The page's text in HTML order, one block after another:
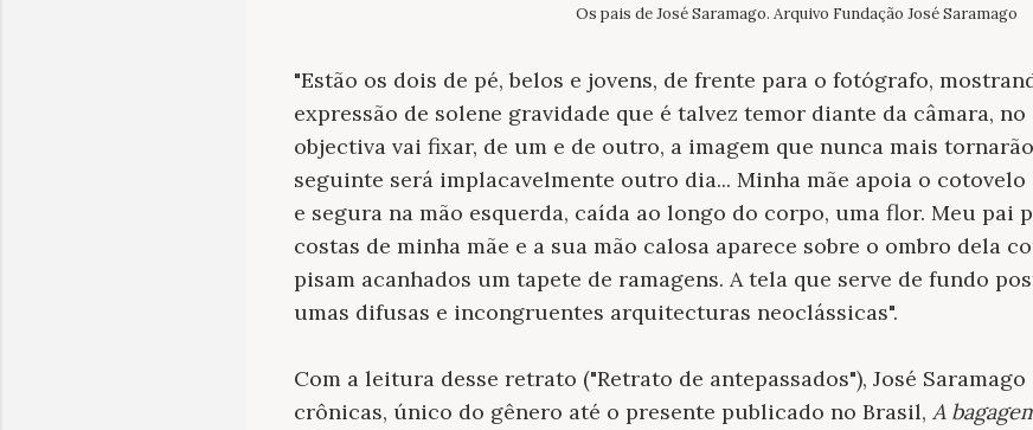
Os pais de José Saramago. Arquivo Fundação José Saramago
"Estão os dois de pé, belos e jovens, de frente para o fotógrafo,
expressão de solene gravidade que é talvez temor diante da câmara,
objectiva vai fixar, de um e de outro, a imagem que nunca mais
seguinte será implacavelmente outro dia... Minha mãe apoia o
e segura na mão esquerda, caída ao longo do corpo, uma flor. Meu pai
costas de minha mãe e a sua mão calosa aparece sobre o ombro dela
pisam acanhados um tapete de ramagens. A tela que serve de fundo
umas difusas e incongruentes arquitecturas neoclássicas".
Com a leitura desse retrato ("Retrato de antepassados"), José
crônicas, único do gênero até o presente publicado no Brasil, A